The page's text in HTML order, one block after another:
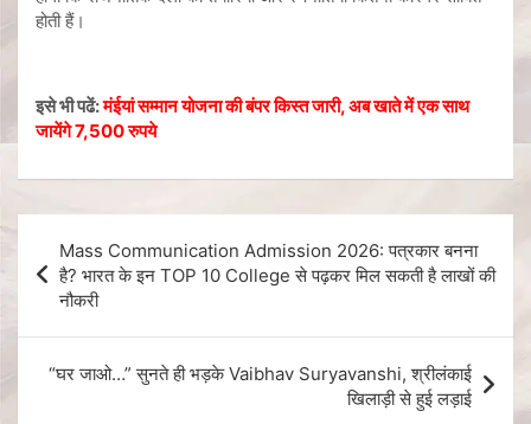
होती हैं।
इसे भी पढें:मंईयां सम्मान योजना की बंपर किस्त जारी, अब खाते में एक साथ
जायेंगे 7,500 रुपये
Mass Communication Admission 2026: पत्रकार बनना
है? भारत के इन TOP 10 College से पढ़कर मिल सकती है लाखों की
नौकरी
“घर जाओ…” सुनते ही भड़के Vaibhav Suryavanshi, श्रीलंकाई
खिलाड़ी से हुई लड़ाई